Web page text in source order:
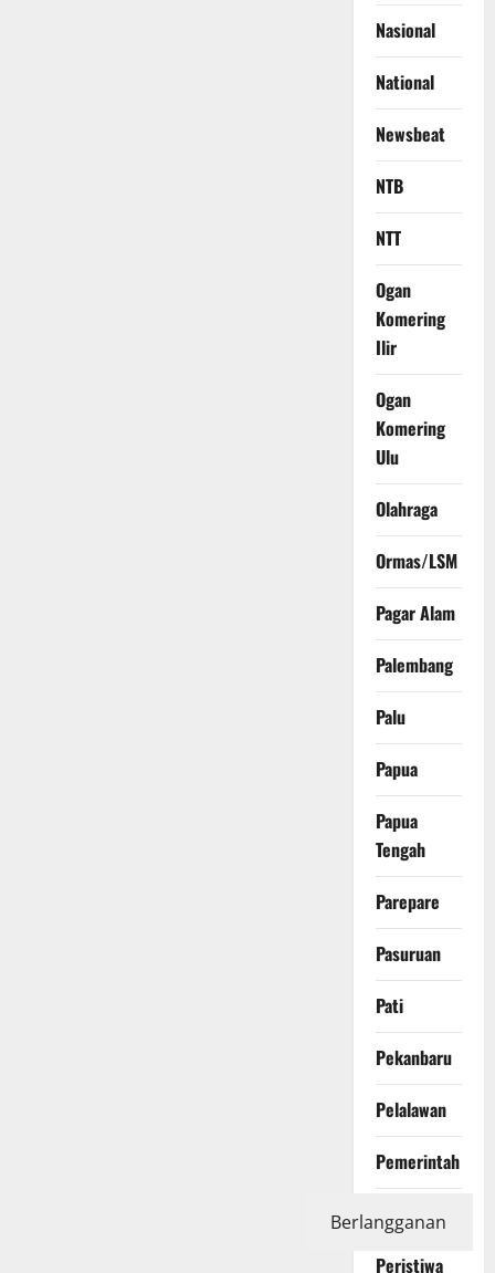
Nasional
National
Newsbeat
NTB
NTT
Ogan
Komering
Ilir
Ogan
Komering
Ulu
Olahraga
Ormas/LSM
Pagar Alam
Palembang
Palu
Papua
Papua
Tengah
Parepare
Pasuruan
Pati
Pekanbaru
Pelalawan
Pemerintah
Pendidikan
Peristiwa
Berlangganan